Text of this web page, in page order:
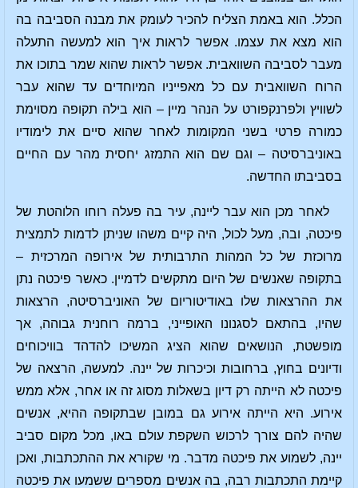
הכלל. הוא באמת הצליח להכיר לעומק את מבנה הסביבה בה
הוא מצא את עצמו. אפשר לראות איך הוא למעשה התעלה
מעבר לסביבה השוואבית. אפשר לראות שהוא שמר בתוכו את
הרוח השוואבית עם כל מאפייניו המיוחדים עד שהוא עבר
לשוויץ ולפרנקפורט על הנהר מיין – הוא בילה תקופה מסוימת
כמורה פרטי בשני המקומות לאחר שהוא סיים את לימודיו
באוניברסיטה – וגם שם הוא התמזג יחסית מהר עם החיים
בסביבתו החדשה.
לאחר מכן הוא עבר ליינה, עיר בה פעלה רוחו הלוהטת של
פיכטה, ובה, מעל לכול, היה קיים משהו שניתן לדמות לתמצית
מרוכזת של כל המהות התרבותית של אירופה המרכזית –
בתקופה שאנשים של היום מתקשים לדמיין. כאשר פיכטה נתן
את ההרצאות שלו באודיטוריום של האוניברסיטה, הרצאות
שהיו, בהתאם לסגנונו האופייני, ברמה רוחנית גבוהה, אך
מופשטת, הנושאים שהוא הציג המשיכו להדהד בוויכוחים
ודיונים בחוץ, ברחובות וכיכרות של יינה. למעשה, הרצאה של
פיכטה לא הייתה רק דיון בשאלות מסוג זה או אחר, אלא ממש
אירוע. היא הייתה אירוע גם במובן שבתקופה ההיא, אנשים
שהיה להם צורך לרכוש השקפת עולם באו, מכל מקום סביב
יינה, לשמוע את פיכטה מדבר. מי שקורא את ההתכתבות, ואכן
קיימת התכתבות רבה, בה אנשים מספרים ששמעו את פיכטה